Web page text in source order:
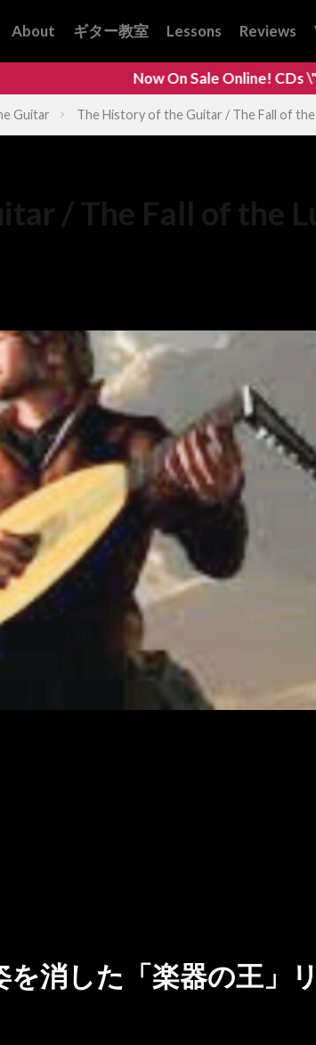
About ギター教室 Lessons Reviews
Now On Sale Online! CDs \"CIELO
Guitar The History of the Guitar / The Fall of the
/ The Fall of the
消した「楽器の王」